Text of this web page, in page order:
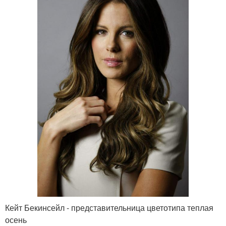
Кейт Бекинсейл - представительница цветотипа теплая
осень